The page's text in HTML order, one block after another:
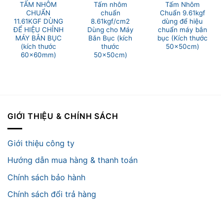
TẤM NHÔM
CHUẨN
11.61KGF DÙNG
ĐỂ HIỆU CHỈNH
MÁY BẮN BỤC
(kích thước
60x60mm)
Tấm nhôm
chuẩn
8.61kgf/cm2
Dùng cho Máy
Bắn Bục (kích
thước
50x50cm)
Tấm Nhôm
Chuẩn 9.61kgf
dùng để hiệu
chuẩn máy bắn
bục (Kích thước
50x50cm)
GIỚI THIỆU & CHÍNH SÁCH
Giới thiệu công ty
Hướng dẫn mua hàng & thanh toán
Chính sách bảo hành
Chính sách đổi trả hàng